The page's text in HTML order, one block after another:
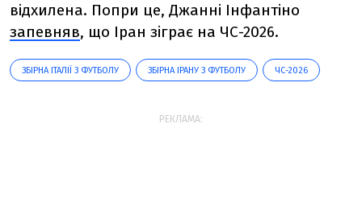
відхилена. Попри це, Джанні Інфантіно
запевняв, що Іран зіграє на ЧС-2026.
ЗБІРНА ІТАЛІЇ З ФУТБОЛУ ЗБІРНА ІРАНУ З ФУТБОЛУ ЧС-2026
РЕКЛАМА: